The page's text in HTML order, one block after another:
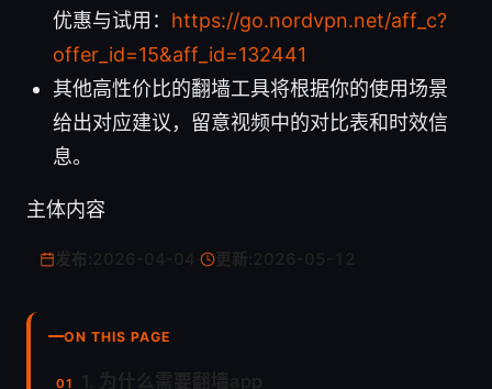
优惠与试用： https://go.nordvpn.net/aff_c?
offer_id=15&aff_id=132441
其他高性价比的翻墙工具将根据你的使用场景
给出对应建议，留意视频中的对比表和时效信
息。
主体内容
更新:
ON THIS PAGE